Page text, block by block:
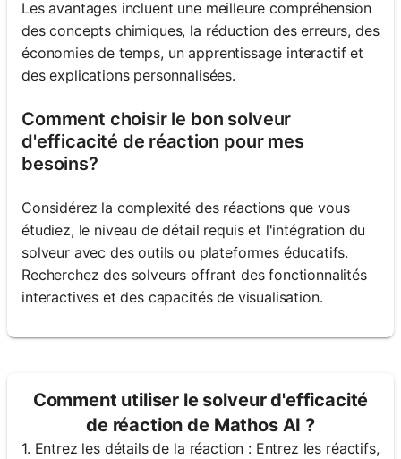
Les avantages incluent une meilleure compréhension
des concepts chimiques, la réduction des erreurs, des
économies de temps, un apprentissage interactif et
des explications personnalisées.
Comment choisir le bon solveur
d'efficacité de réaction pour mes
besoins?
Considérez la complexité des réactions que vous
étudiez, le niveau de détail requis et l'intégration du
solveur avec des outils ou plateformes éducatifs.
Recherchez des solveurs offrant des fonctionnalités
interactives et des capacités de visualisation.
Comment utiliser le solveur d'efficacité
de réaction de Mathos AI ?
1. Entrez les détails de la réaction : Entrez les réactifs,